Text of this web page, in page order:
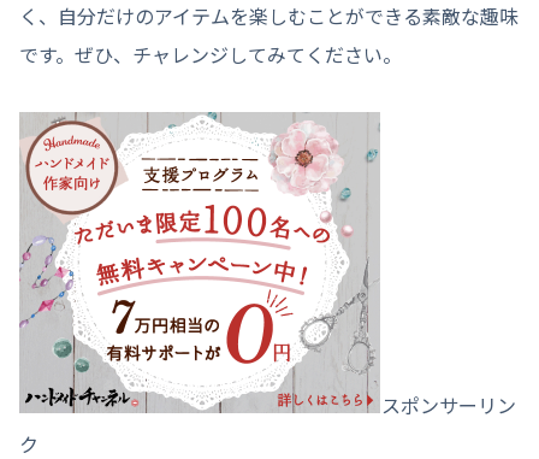
く、自分だけのアイテムを楽しむことができる素敵な趣味
です。ぜひ、チャレンジしてみてください。
スポンサーリン
ク